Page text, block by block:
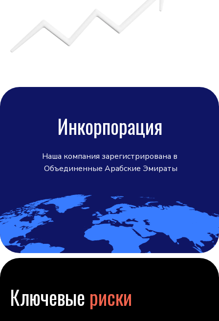
Инкорпорация
Наша компания зарегистрирована в
Объединенные Арабские Эмираты
Ключевые риски